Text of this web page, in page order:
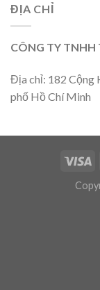
ĐỊA CHỈ
CÔNG TY TNHH
Địa chỉ: 182 Cộng
phố Hồ Chí Minh